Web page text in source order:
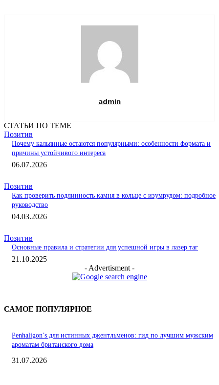
admin
СТАТЬИ ПО ТЕМЕ
Позитив
Почему кальянные остаются популярными: особенности формата и
причины устойчивого интереса
06.07.2026
Позитив
Как проверить подлинность камня в кольце с изумрудом: подробное
руководство
04.03.2026
Позитив
Основные правила и стратегии для успешной игры в лазер таг
21.10.2025
- Advertisment -
САМОЕ ПОПУЛЯРНОЕ
Penhaligon’s для истинных джентльменов: гид по лучшим мужским
ароматам британского дома
31.07.2026